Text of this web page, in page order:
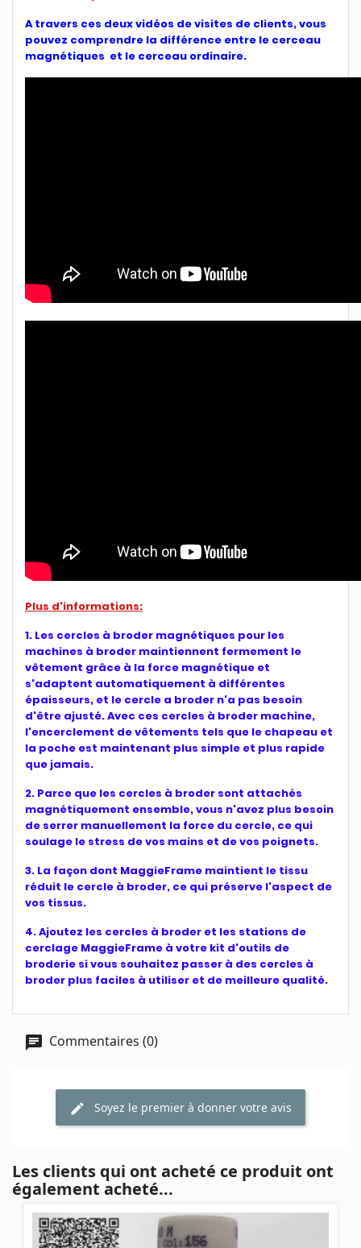
A travers ces deux vidéos de visites de clients, vous
pouvez comprendre la différence entre le cerceau
magnétiques et le cerceau ordinaire.
Plus d'informations:
1. Les cercles à broder magnétiques pour les
machines à broder maintiennent fermement le
vêtement grâce à la force magnétique et
s'adaptent automatiquement à différentes
épaisseurs, et le cercle a broder n'a pas besoin
d'être ajusté. Avec ces cercles à broder machine,
l'encerclement de vêtements tels que le chapeau et
la poche est maintenant plus simple et plus rapide
que jamais.
2. Parce que les cercles à broder sont attachés
magnétiquement ensemble, vous n'avez plus besoin
de serrer manuellement la force du cercle, ce qui
soulage le stress de vos mains et de vos poignets.
3. La façon dont MaggieFrame maintient le tissu
réduit le cercle à broder, ce qui préserve l'aspect de
vos tissus.
4. Ajoutez les cercles à broder et les stations de
cerclage MaggieFrame à votre kit d'outils de
broderie si vous souhaitez passer à des cercles à
broder plus faciles à utiliser et de meilleure qualité.
Commentaires (0)
Soyez le premier à donner votre avis
Les clients qui ont acheté ce produit ont
également acheté...